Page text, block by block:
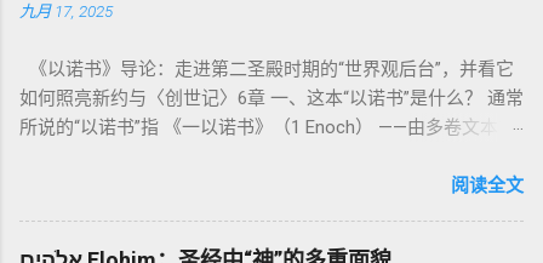
德上的圣洁，更意味着“分别出来”、“归属于神”。 《利未记》教
中活出“圣洁”。圣洁不仅是内心态度，更是生活方式。 二、献
祭制度：与神相交的通道 前七章详细描述五种祭： 燔祭
（olah）：全然献上，象征奉献与赎罪； 素祭 （minchah）：
团契的象征； 赎罪祭 （chatat）：针对无意之罪的遮盖； 赎愆
祭 （asham）：针对特定罪行的赔偿与赎回。 这些制度不是单
纯宗教仪式，而是 神提供给罪人恢复关系的方式 。 希伯来文
九月 17, 2025
《以诺书》导论：走进第二圣殿时期的“世界观后台”，并看它
如何照亮新约与〈创世记〉6章 一、这本“以诺书”是什么？ 通常
所说的“以诺书”指 《一以诺书》（1 Enoch） ——由多卷文本构
世纪），虽不在犹太/基督教主流正典之内（ 埃塞俄比亚正教
吉兹语（埃塞俄比亚语） 保存， 死海古卷 出土了多份 阿拉姆
阅读全文